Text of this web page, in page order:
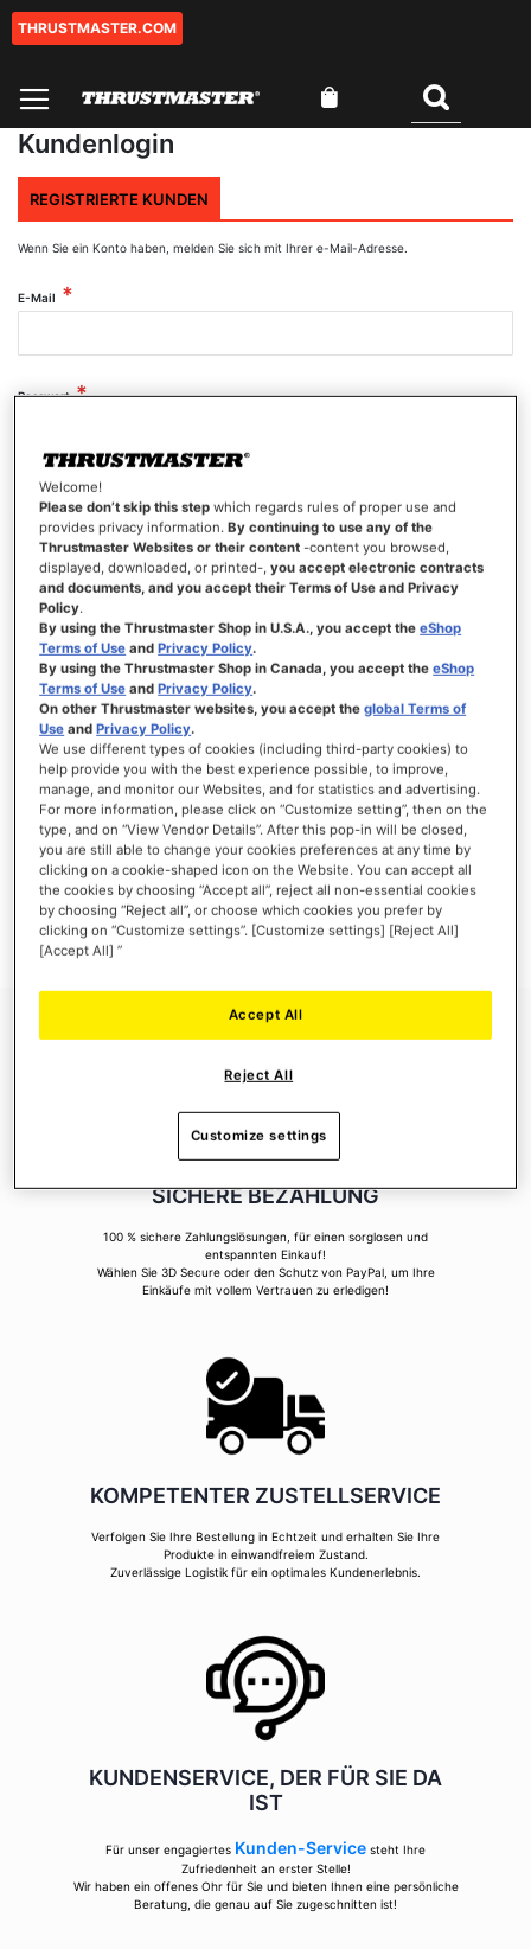
Zum
THRUSTMASTER.COM
Mein Warenkorb
Kundenlogin
REGISTRIERTE KUNDEN
Wenn Sie ein Konto haben, melden Sie sich mit Ihrer e-Mail-Adresse.
E-Mail
Passwort
Passwort anzeigen
ANMELDEN
Passwort vergessen?
NEUE KUNDEN
Ihre Anmeldung hat viele Vorteile: schnellerer Bestellvorgang, speichern von mehreren
Adressen, Sendungsverfolgung und vieles mehr.
EIN KONTO ERSTELLEN
SICHERE BEZAHLUNG
100 % sichere Zahlungslösungen, für einen sorglosen und
entspannten Einkauf!
Wählen Sie 3D Secure oder den Schutz von PayPal, um Ihre
Einkäufe mit vollem Vertrauen zu erledigen!
KOMPETENTER ZUSTELLSERVICE
Verfolgen Sie Ihre Bestellung in Echtzeit und erhalten Sie Ihre
Produkte in einwandfreiem Zustand.
Zuverlässige Logistik für ein optimales Kundenerlebnis.
KUNDENSERVICE, DER FÜR SIE DA
IST
Für unser engagiertes Kunden-Service steht Ihre
Zufriedenheit an erster Stelle!
Wir haben ein offenes Ohr für Sie und bieten Ihnen eine persönliche
Beratung, die genau auf Sie zugeschnitten ist!
Welcome!
Please don’t skip this step which regards rules of proper use and
provides privacy information.By continuing to use any of the
Thrustmaster Websites or their content -content you browsed,
displayed, downloaded, or printed-,you accept electronic contracts
and documents, and you accept their Terms of Use and Privacy
Policy.
By using the Thrustmaster Shop in U.S.A., you accept theeShop
Terms of Use andPrivacy Policy.
By using the Thrustmaster Shop in Canada, you accept theeShop
Terms of Use andPrivacy Policy.
On other Thrustmaster websites, you accept theglobal Terms of
Use andPrivacy Policy.
We use different types of cookies (including third-party cookies) to
help provide you with the best experience possible, to improve,
manage, and monitor our Websites, and for statistics and advertising.
For more information, please click on “Customize setting”, then on the
type, and on “View Vendor Details”. After this pop-in will be closed,
you are still able to change your cookies preferences at any time by
clicking on a cookie-shaped icon on the Website. You can accept all
the cookies by choosing “Accept all”, reject all non-essential cookies
by choosing “Reject all”, or choose which cookies you prefer by
clicking on “Customize settings”. [Customize settings] [Reject All]
[Accept All] ”
Reject All
Accept All
Customize settings